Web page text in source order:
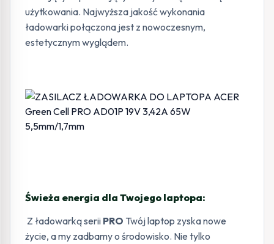
użytkowania. Najwyższa jakość wykonania
ładowarki połączona jest z nowoczesnym,
estetycznym wyglądem.
Świeża energia dla Twojego laptopa:
Z ładowarką serii PRO Twój laptop zyska nowe
życie, a my zadbamy o środowisko. Nie tylko